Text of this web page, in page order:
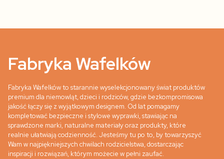
Fabryka Wafelków
Fabryka Wafelków to starannie wyselekcjonowany świat produktów
premium dla niemowląt, dzieci i rodziców, gdzie bezkompromisowa
jakość łączy się z wyjątkowym designem. Od lat pomagamy
kompletować bezpieczne i stylowe wyprawki, stawiając na
sprawdzone marki, naturalne materiały oraz produkty, które
realnie ułatwiają codzienność. Jesteśmy tu po to, by towarzyszyć
Wam w najpiękniejszych chwilach rodzicielstwa, dostarczając
inspiracji i rozwiązań, którym możecie w pełni zaufać.